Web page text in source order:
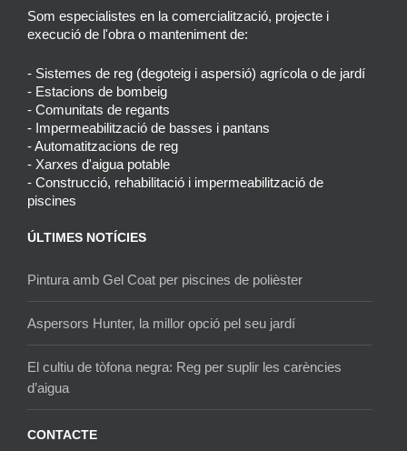
Som especialistes en la comercialització, projecte i
execució de l'obra o manteniment de:
- Sistemes de reg (degoteig i aspersió) agrícola o de jardí
- Estacions de bombeig
- Comunitats de regants
- Impermeabilització de basses i pantans
- Automatitzacions de reg
- Xarxes d'aigua potable
- Construcció, rehabilitació i impermeabilització de
piscines
ÚLTIMES NOTÍCIES
Pintura amb Gel Coat per piscines de polièster
Aspersors Hunter, la millor opció pel seu jardí
El cultiu de tòfona negra: Reg per suplir les carències
d’aigua
CONTACTE